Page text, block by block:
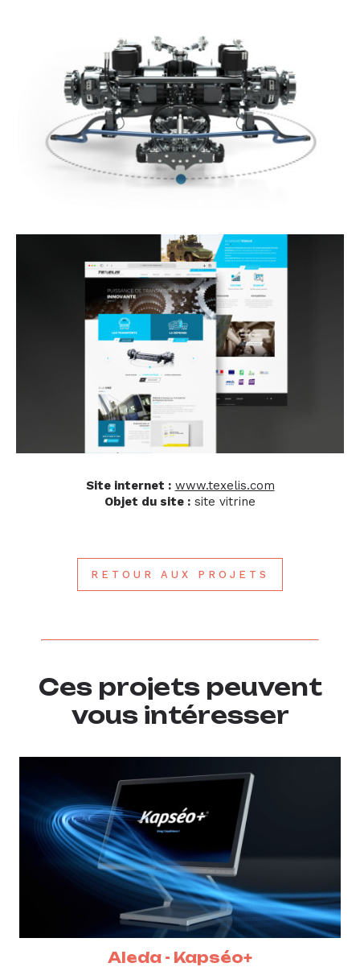
Site internet : www.texelis.com
Objet du site : site vitrine
RETOUR AUX PROJETS
Ces projets peuvent
vous intéresser
Aleda - Kapséo+